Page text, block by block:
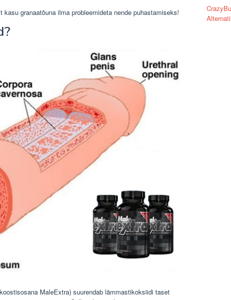
granaatõuna ilma probleemideta nende puhastamiseks!
MaleExtra) suurendab lämmastikoksiidi taset